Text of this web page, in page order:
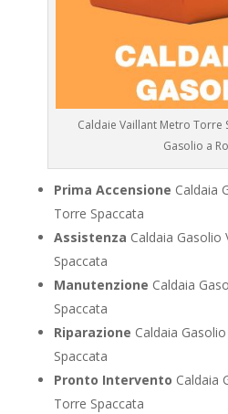
Caldaie Vaillant Metro Torre
Gasolio a
Prima Accensione Caldaia
Torre Spaccata
Assistenza Caldaia
Spaccata
Manutenzione Caldaia
Spaccata
Riparazione Caldaia
Spaccata
Pronto Intervento Caldaia
Torre Spaccata